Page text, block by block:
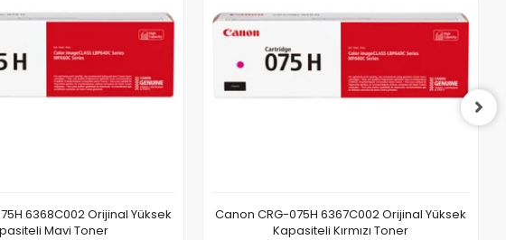
6368C002 Orijinal Yüksek
Mavi Toner
Canon CRG-075H 6367C002 Orijinal Yüksek
Kapasiteli Kırmızı Toner